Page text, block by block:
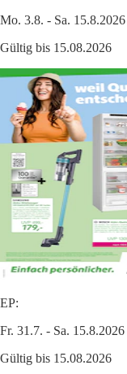
Mo. 3.8. - Sa. 15.8.2026
Gültig bis 15.08.2026
EP:
Fr. 31.7. - Sa. 15.8.2026
Gültig bis 15.08.2026